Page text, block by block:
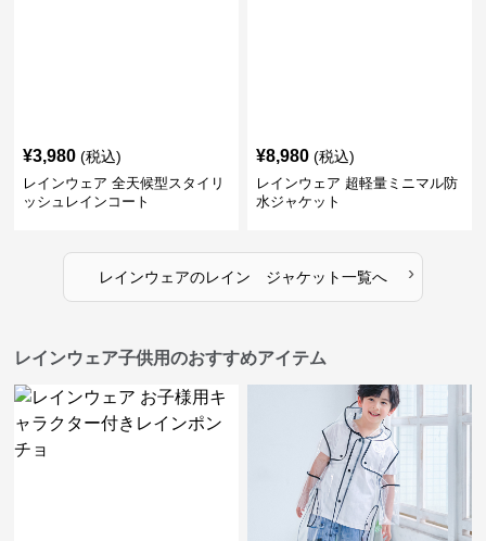
¥3,980 (税込)
レインウェア 全天候型スタイリ
ッシュレインコート
¥8,980 (税込)
レインウェア 超軽量ミニマル防
水ジャケット
レインウェアのレイン ジャケット一覧へ ›
レインウェア子供用のおすすめアイテム